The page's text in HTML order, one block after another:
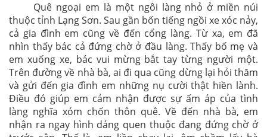
Quê ngoại em là một ngôi làng nhỏ ở miền núi
thuộc tỉnh Lạng Sơn. Sau gần bốn tiếng ngồi xe xóc nảy,
cả gia đình em cũng về đến cổng làng. Từ xa, em đã
nhìn thấy bác cả đứng chờ ở đầu làng. Thấy bố mẹ và
em xuống xe, bác vui mừng bắt tay từng người một.
Trên đường về nhà bà, ai đi qua cũng dừng lại hỏi thăm
và gửi đến gia đình em những nụ cười thật hiền lành.
Điều đó giúp em cảm nhận được sự ấm áp của tình
làng nghĩa xóm chốn thôn quê. Về đến nhà bà, em
nhận ra ngay hình dáng quen thuộc đang đứng chờ ở